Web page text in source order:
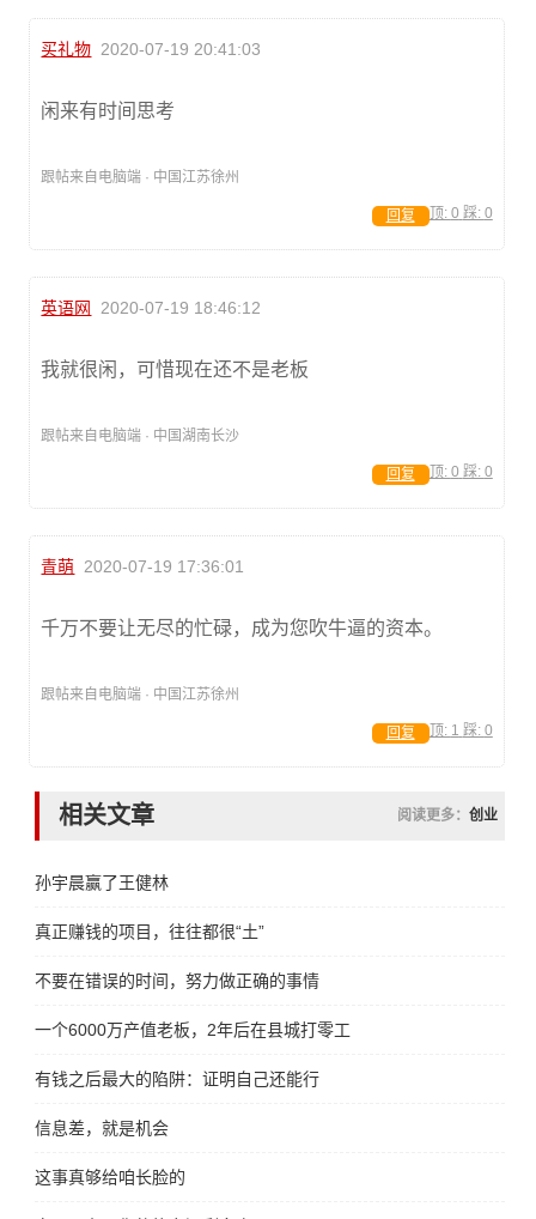
买礼物 2020-07-19 20:41:03
闲来有时间思考
跟帖来自电脑端 · 中国江苏徐州
顶: 0 踩: 0
回复
英语网 2020-07-19 18:46:12
我就很闲，可惜现在还不是老板
跟帖来自电脑端 · 中国湖南长沙
顶: 0 踩: 0
回复
青萌 2020-07-19 17:36:01
千万不要让无尽的忙碌，成为您吹牛逼的资本。
跟帖来自电脑端 · 中国江苏徐州
顶: 1 踩: 0
回复
相关文章 阅读更多： 创业
孙宇晨赢了王健林
真正赚钱的项目，往往都很“土”
不要在错误的时间，努力做正确的事情
一个6000万产值老板，2年后在县城打零工
有钱之后最大的陷阱：证明自己还能行
信息差，就是机会
这事真够给咱长脸的